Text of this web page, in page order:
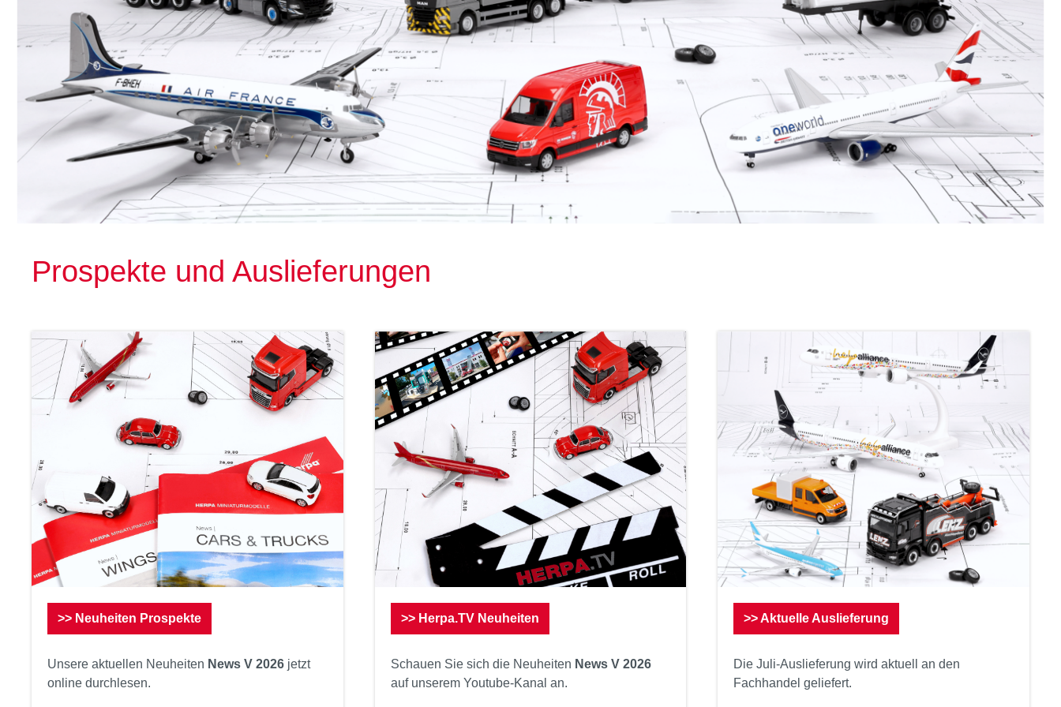
Prospekte und Auslieferungen
>> Neuheiten Prospekte
Unsere aktuellen Neuheiten News V 2026 jetzt
online durchlesen.
>> Herpa.TV Neuheiten
Schauen Sie sich die Neuheiten News V 2026
auf unserem Youtube-Kanal an.
>> Aktuelle Auslieferung
Die Juli-Auslieferung wird aktuell an den
Fachhandel geliefert.